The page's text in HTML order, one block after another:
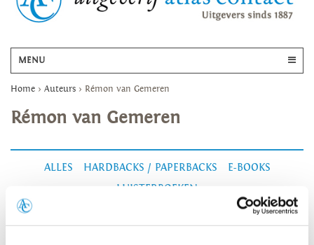
MENU
Home > Auteurs > Rémon van Gemeren
Rémon van Gemeren
ALLES HARDBACKS / PAPERBACKS
E-BOOKS
LUISTERBOEKEN
Helaas, zijn er geen boeken gevonden voor deze bindingswijze.